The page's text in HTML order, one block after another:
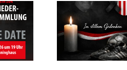
–
Gedenken an
Karsten
Schilling
(1959–